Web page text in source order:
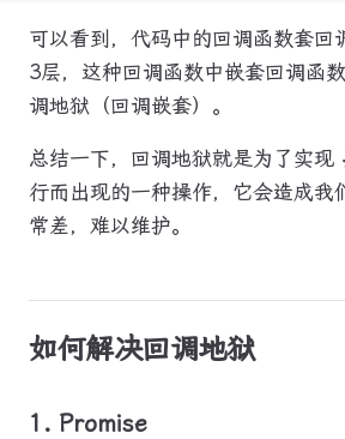
可以看到，代码中的回调函数套回
3层，这种回调函数中嵌套回调函
调地狱（回调嵌套）。
总结一下，回调地狱就是为了实现
行而出现的一种操作，它会造成我
常差，难以维护。
如何解决回调地狱
1. Promise